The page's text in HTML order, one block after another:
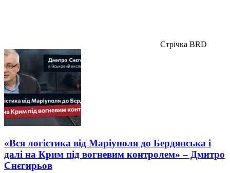
Стрічка BRD
«Вся логістика від Маріуполя до Бердянська і
далі на Крим під вогневим контролем» – Дмитро
Снєгирьов